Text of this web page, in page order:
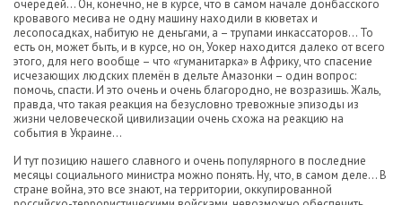
очередей… Он, конечно, не в курсе, что в самом начале донбасского
кровавого месива не одну машину находили в кюветах и
лесопосадках, набитую не деньгами, а – трупами инкассаторов… То
есть он, может быть, и в курсе, но он, Уокер находится далеко от всего
этого, для него вообще – что «гуманитарка» в Африку, что спасение
исчезающих людских племён в дельте Амазонки – один вопрос:
помочь, спасти. И это очень и очень благородно, не возразишь. Жаль,
правда, что такая реакция на безусловно тревожные эпизоды из
жизни человеческой цивилизации очень схожа на реакцию на
события в Украине…
И тут позицию нашего славного и очень популярного в последние
месяцы социального министра можно понять. Ну, что, в самом деле… В
стране война, это все знают, на территории, оккупированной